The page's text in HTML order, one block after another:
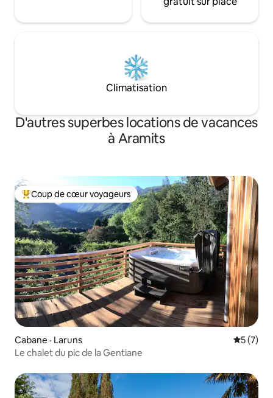
Climatisation
D'autres superbes locations de vacances
à Aramits
Coup de cœur voyageurs parmi les plus aimés
Coup de cœur voyageurs
Cabane · Laruns Note
5 (7)
Le chalet du pic de la Gentiane